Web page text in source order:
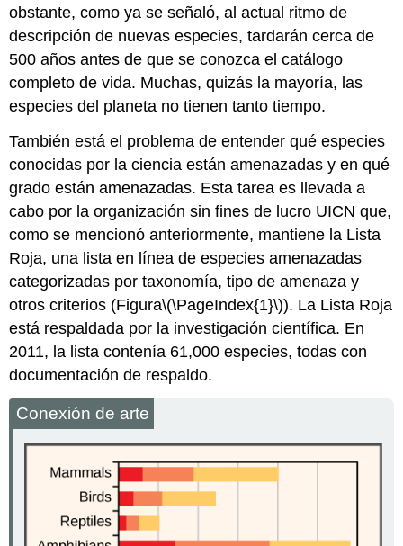
obstante, como ya se señaló, al actual ritmo de
descripción de nuevas especies, tardarán cerca de
500 años antes de que se conozca el catálogo
completo de vida. Muchas, quizás la mayoría, las
especies del planeta no tienen tanto tiempo.
También está el problema de entender qué especies
conocidas por la ciencia están amenazadas y en qué
grado están amenazadas. Esta tarea es llevada a
cabo por la organización sin fines de lucro UICN que,
como se mencionó anteriormente, mantiene la Lista
Roja, una lista en línea de especies amenazadas
categorizadas por taxonomía, tipo de amenaza y
otros criterios (Figura\(\PageIndex{1}\)). La Lista Roja
está respaldada por la investigación científica. En
2011, la lista contenía 61,000 especies, todas con
documentación de respaldo.
Conexión de arte